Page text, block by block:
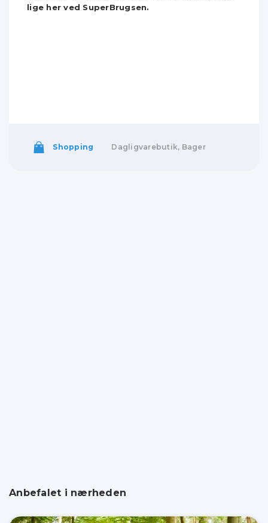
lige her ved SuperBrugsen.
Shopping Dagligvarebutik, Bager
Anbefalet i nærheden